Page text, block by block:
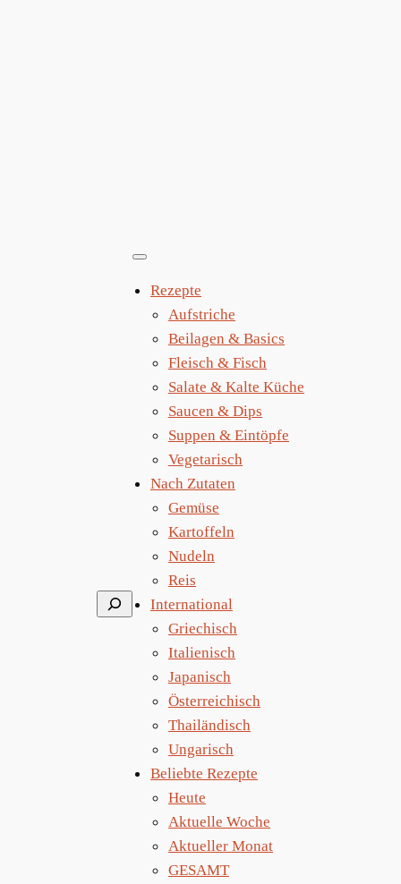
Suchen
Rezepte
Aufstriche
Beilagen & Basics
Fleisch & Fisch
Salate & Kalte Küche
Saucen & Dips
Suppen & Eintöpfe
Vegetarisch
Nach Zutaten
Gemüse
Kartoffeln
Nudeln
Reis
International
Griechisch
Italienisch
Japanisch
Österreichisch
Thailändisch
Ungarisch
Beliebte Rezepte
Heute
Aktuelle Woche
Aktueller Monat
GESAMT